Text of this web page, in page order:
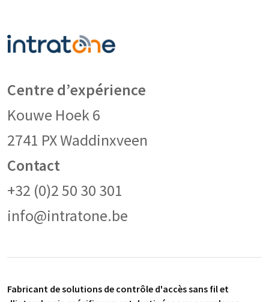
Centre d’expérience
Kouwe Hoek 6
2741 PX Waddinxveen
Contact
+32 (0)2 50 30 301
info@intratone.be
Fabricant de solutions de contrôle d'accès sans fil et